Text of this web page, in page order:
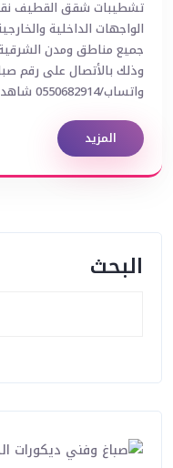
تشطيبات شقق القطيف
الواجهات الداخلية
جميع مناطق ومدن
واتساب/0550682914 شاهد ايضا : اصباغ وديكورات
المزيد
البحث